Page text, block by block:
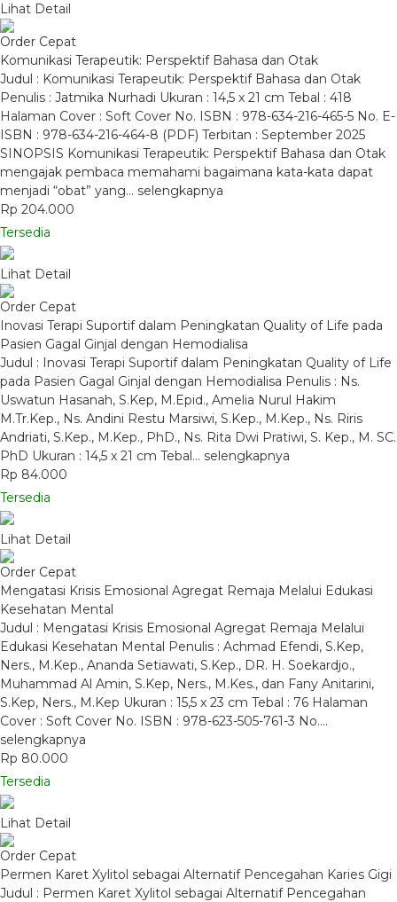
Lihat Detail
Order Cepat
Komunikasi Terapeutik: Perspektif Bahasa dan Otak
Judul : Komunikasi Terapeutik: Perspektif Bahasa dan Otak
Penulis : Jatmika Nurhadi Ukuran : 14,5 x 21 cm Tebal : 418
Halaman Cover : Soft Cover No. ISBN : 978-634-216-465-5 No. E-
ISBN : 978-634-216-464-8 (PDF) Terbitan : September 2025
SINOPSIS Komunikasi Terapeutik: Perspektif Bahasa dan Otak
mengajak pembaca memahami bagaimana kata-kata dapat
menjadi “obat” yang… selengkapnya
Rp 204.000
Tersedia
Lihat Detail
Order Cepat
Inovasi Terapi Suportif dalam Peningkatan Quality of Life pada
Pasien Gagal Ginjal dengan Hemodialisa
Judul : Inovasi Terapi Suportif dalam Peningkatan Quality of Life
pada Pasien Gagal Ginjal dengan Hemodialisa Penulis : Ns.
Uswatun Hasanah, S.Kep, M.Epid., Amelia Nurul Hakim
M.Tr.Kep., Ns. Andini Restu Marsiwi, S.Kep., M.Kep., Ns. Riris
Andriati, S.Kep., M.Kep., PhD., Ns. Rita Dwi Pratiwi, S. Kep., M. SC.
PhD Ukuran : 14,5 x 21 cm Tebal… selengkapnya
Rp 84.000
Tersedia
Lihat Detail
Order Cepat
Mengatasi Krisis Emosional Agregat Remaja Melalui Edukasi
Kesehatan Mental
Judul : Mengatasi Krisis Emosional Agregat Remaja Melalui
Edukasi Kesehatan Mental Penulis : Achmad Efendi, S.Kep,
Ners., M.Kep., Ananda Setiawati, S.Kep., DR. H. Soekardjo.,
Muhammad Al Amin, S.Kep, Ners., M.Kes., dan Fany Anitarini,
S.Kep, Ners., M.Kep Ukuran : 15,5 x 23 cm Tebal : 76 Halaman
Cover : Soft Cover No. ISBN : 978-623-505-761-3 No….
selengkapnya
Rp 80.000
Tersedia
Lihat Detail
Order Cepat
Permen Karet Xylitol sebagai Alternatif Pencegahan Karies Gigi
Judul : Permen Karet Xylitol sebagai Alternatif Pencegahan